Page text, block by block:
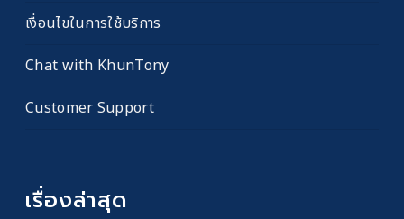
เงื่อนไขในการใช้บริการ
Chat with KhunTony
Customer Support
เรื่องล่าสุด